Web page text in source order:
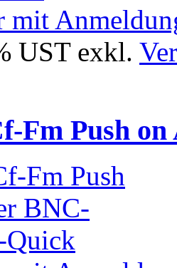
mit
UST exkl.
Fm Push